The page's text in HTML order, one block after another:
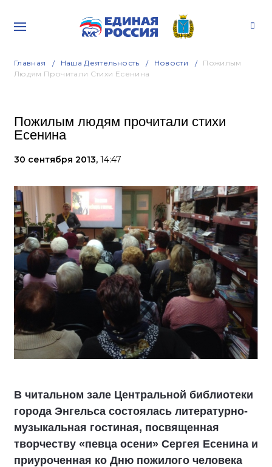
Главная Наша Деятельность Новости
Пожилым
Людям Прочитали Стихи Есенина
Пожилым людям прочитали стихи
Есенина
30 сентября 2013, 14:47
В читальном зале Центральной библиотеки
города Энгельса состоялась литературно-
музыкальная гостиная, посвященная
творчеству «певца осени» Сергея Есенина и
приуроченная ко Дню пожилого человека